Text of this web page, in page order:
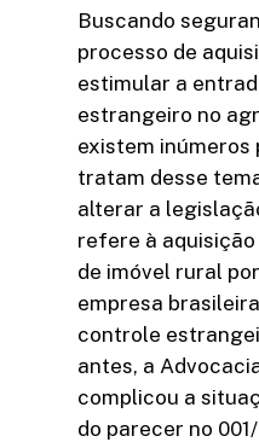
Buscando
processo de
estimular a
estrangeiro no
existem inúmeros
tratam desse
alterar a
refere à
de imóvel rural
empresa
controle
antes, a
complicou a
do parecer no